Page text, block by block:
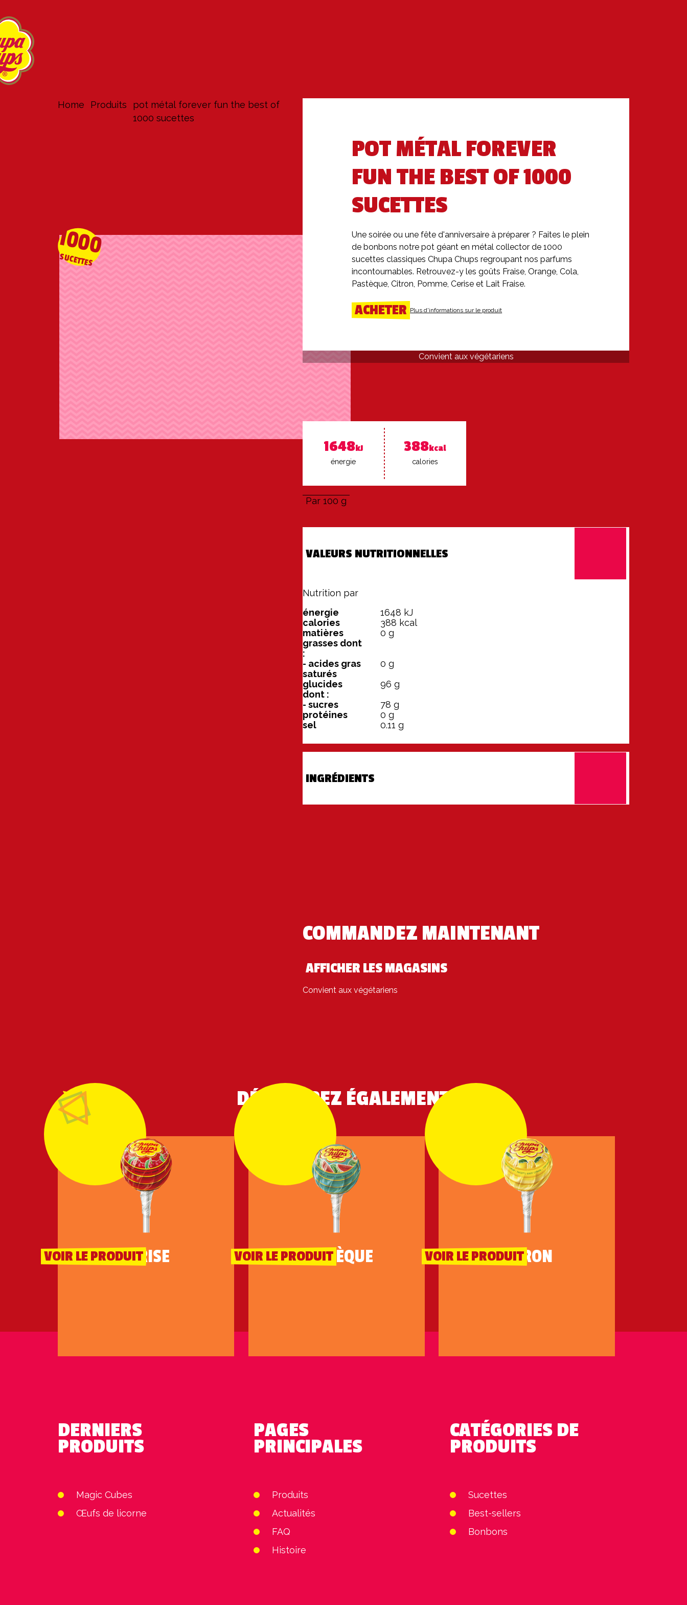
Home produits
pot métal forever fun the best of
1000 sucettes
1000
SUCETTES
POT MÉTAL FOREVER
FUN THE BEST OF 1000
SUCETTES
Une soirée ou une fête d'anniversaire à préparer ? Faites le plein
de bonbons notre pot géant en métal collector de 1000
sucettes classiques Chupa Chups regroupant nos parfums
incontournables. Retrouvez-y les goûts Fraise, Orange, Cola,
Pastèque, Citron, Pomme, Cerise et Lait Fraise.
ACHETER Plus d'informations sur le produit
Convient aux végétariens
1648kJ
éner­gie
388kcal
ca­lo­ries
Par 100 g
VALEURS NUTRITIONNELLES
Nutrition par
énergie 1648 kJ
calories
388 kcal
matières
grasses dont
:
0 g
- acides gras
saturés
0 g
glucides
dont :
96 g
- sucres
78 g
protéines
0 g
sel
0.11 g
INGRÉDIENTS
COMMANDEZ MAINTENANT
AFFICHER LES MAGASINS
Convient aux végétariens
DÉCOUVREZ ÉGALEMENT
CERISE
VOIR LE PRODUIT PASTÈQUE
VOIR LE PRODUIT CITRON
VOIR LE PRODUIT
DERNIERS
PRODUITS
Magic Cubes
Œufs de licorne
PAGES
PRINCIPALES
Produits
Actualités
FAQ
Histoire
CATÉGORIES DE
PRODUITS
Sucettes
Best-sellers
Bonbons